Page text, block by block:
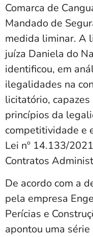
Comarca de
Mandado de
medida liminar. A
juíza Daniela do
identificou, em
ilegalidades na
licitatório,
princípios da
competitividade e
Lei nº 14.133/
Contratos
De acordo com a
pela empresa
Perícias e
apontou uma